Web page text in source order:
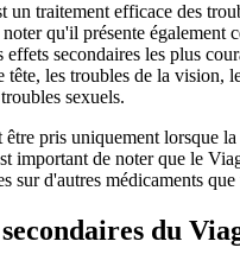
un traitement efficace des
qu'il présente également
effets secondaires les plus
tête, les troubles de la vision,
sexuels.
pris uniquement lorsque
important de noter que le
sur d'autres médicaments
du